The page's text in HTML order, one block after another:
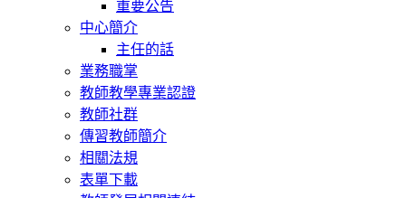
重要公告
中心簡介
主任的話
業務職掌
教師教學專業認證
教師社群
傳習教師簡介
相關法規
表單下載